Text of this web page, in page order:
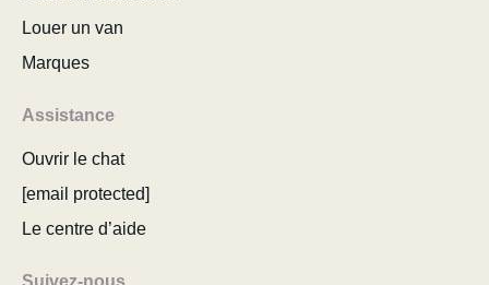
Louer un van
Marques
Assistance
Ouvrir le chat
[email protected]
Le centre d’aide
Suivez-nous